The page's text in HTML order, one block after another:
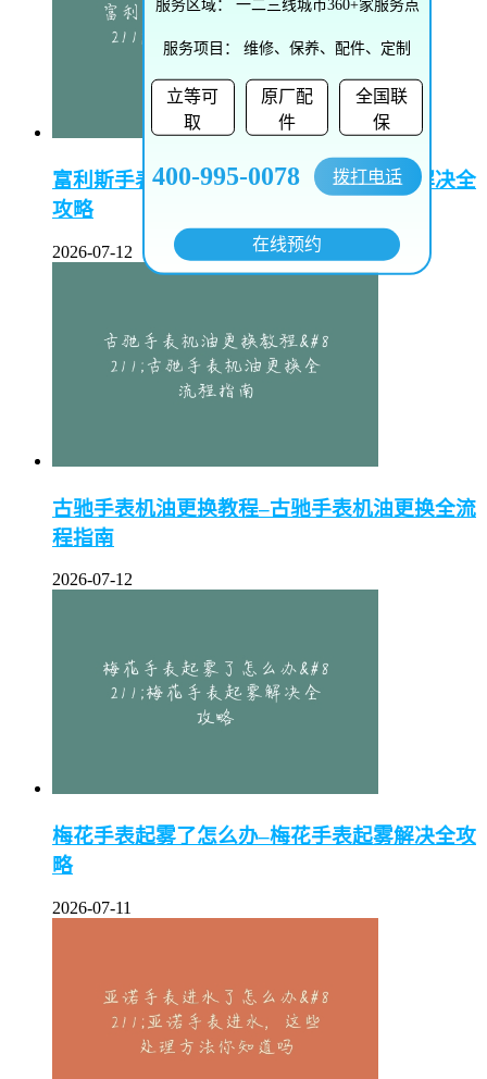
富利斯手表起雾怎么办–富利斯手表起雾解决全
攻略
2026-07-12
古驰手表机油更换教程–古驰手表机油更换全流
程指南
2026-07-12
梅花手表起雾了怎么办–梅花手表起雾解决全攻
略
2026-07-11
服务区域： 一二三线城市360+家服务点
服务项目： 维修、保养、配件、定制
立等可
取
原厂配
件
全国联
保
400-995-0078 拨打电话
在线预约